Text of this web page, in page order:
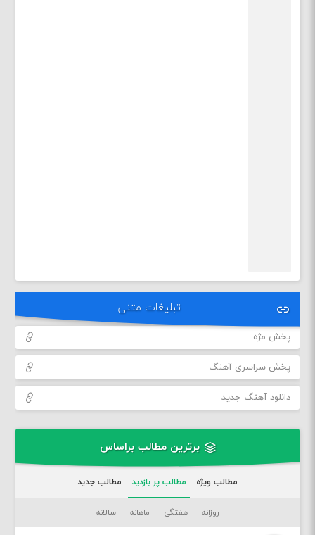
تبلیغات متنی
پخش مژه
پخش سراسری آهنگ
دانلود آهنگ جدید
برترین مطالب براساس
مطالب ویژه مطالب پر بازدید مطالب جدید
روزانه هفتگی ماهانه سالانه